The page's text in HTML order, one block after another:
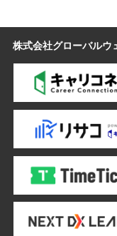
株式会社グローバルウ